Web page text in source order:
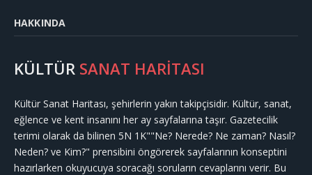
HAKKINDA
KÜLTÜR SANAT HARİTASI
Kültür Sanat Haritası, şehirlerin yakın takipçisidir. Kültür, sanat,
eğlence ve kent insanını her ay sayfalarına taşır. Gazetecilik
terimi olarak da bilinen 5N 1K""Ne? Nerede? Ne zaman? Nasıl?
Neden? ve Kim?" prensibini öngörerek sayfalarının konseptini
hazırlarken okuyucuya soracağı soruların cevaplarını verir. Bu